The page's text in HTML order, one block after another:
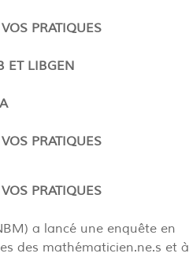
PRATIQUES
ET LIBGEN
PRATIQUES
PRATIQUES
a lancé une enquête en
des mathématicien.ne.s et à